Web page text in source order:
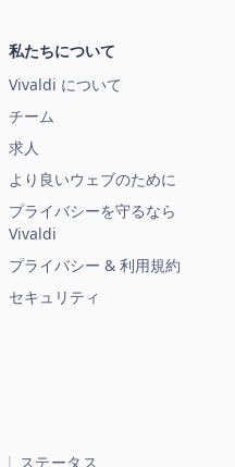
私たちについて
Vivaldi について
チーム
求人
より良いウェブのために
プライバシーを守るなら
Vivaldi
プライバシー & 利用規約
セキュリティ
| ステータス